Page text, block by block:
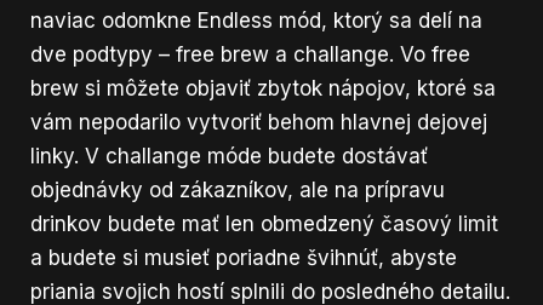
naviac odomkne Endless mód, ktorý sa delí na
dve podtypy – free brew a challange. Vo free
brew si môžete objaviť zbytok nápojov, ktoré sa
vám nepodarilo vytvoriť behom hlavnej dejovej
linky. V challange móde budete dostávať
objednávky od zákazníkov, ale na prípravu
drinkov budete mať len obmedzený časový limit
a budete si musieť poriadne švihnúť, abyste
priania svojich hostí splnili do posledného detailu.